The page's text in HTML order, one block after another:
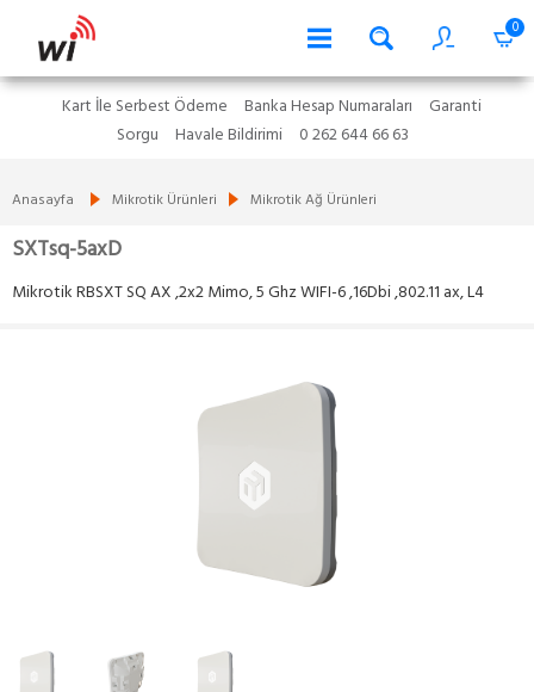
0
Kart İle Serbest Ödeme Banka Hesap Numaraları
Garanti
Sorgu
Havale Bildirimi 0 262 644 66 63
Anasayfa Mikrotik Ürünleri Mikrotik Ağ Ürünleri
SXTsq-5axD
Mikrotik RBSXT SQ AX ,2x2 Mimo, 5 Ghz WIFI-6 ,16Dbi ,802.11 ax, L4